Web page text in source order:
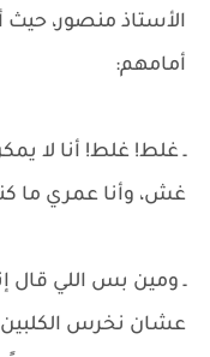
الأستاذ منصور،
أمامهم:
ـ غلط! غلط! أنا لا
غش، وأنا عمري ما
ـ ومين بس اللي قال
عشان نخرس الكلبين